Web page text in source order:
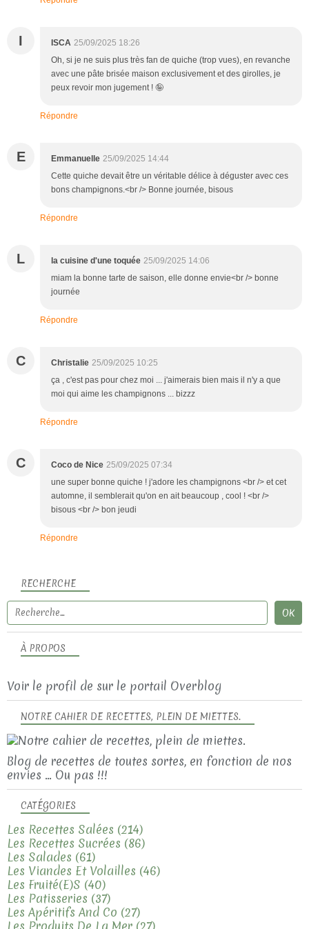
I ISCA 25/09/2025 18:26
Oh, si je ne suis plus très fan de quiche (trop vues), en revanche
avec une pâte brisée maison exclusivement et des girolles, je
peux revoir mon jugement ! 🤪
Répondre
E Emmanuelle 25/09/2025 14:44
Cette quiche devait être un véritable délice à déguster avec ces
bons champignons.<br /> Bonne journée, bisous
Répondre
L la cuisine d'une toquée 25/09/2025 14:06
miam la bonne tarte de saison, elle donne envie<br /> bonne
journée
Répondre
C Christalie 25/09/2025 10:25
ça , c'est pas pour chez moi ... j'aimerais bien mais il n'y a que
moi qui aime les champignons ... bizzz
Répondre
C Coco de Nice 25/09/2025 07:34
une super bonne quiche ! j'adore les champignons <br /> et cet
automne, il semblerait qu'on en ait beaucoup , cool ! <br />
bisous <br /> bon jeudi
Répondre
RECHERCHE
NOTRE CAHIER DE RECETTES, PLEIN DE MIETTES.
Blog de recettes de toutes sortes, en fonction de nos
envies ... Ou pas !!!
À PROPOS
Voir le profil de sur le portail Overblog
CATÉGORIES
Les Recettes Salées (214)
Les Recettes Sucrées (86)
Les Salades (61)
Les Viandes Et Volailles (46)
Les Fruité(e)s (40)
Les Patisseries (37)
Les Apéritifs And Co (27)
Les Produits De La Mer (27)